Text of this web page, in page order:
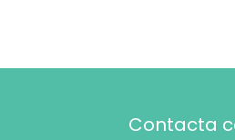
Contacta